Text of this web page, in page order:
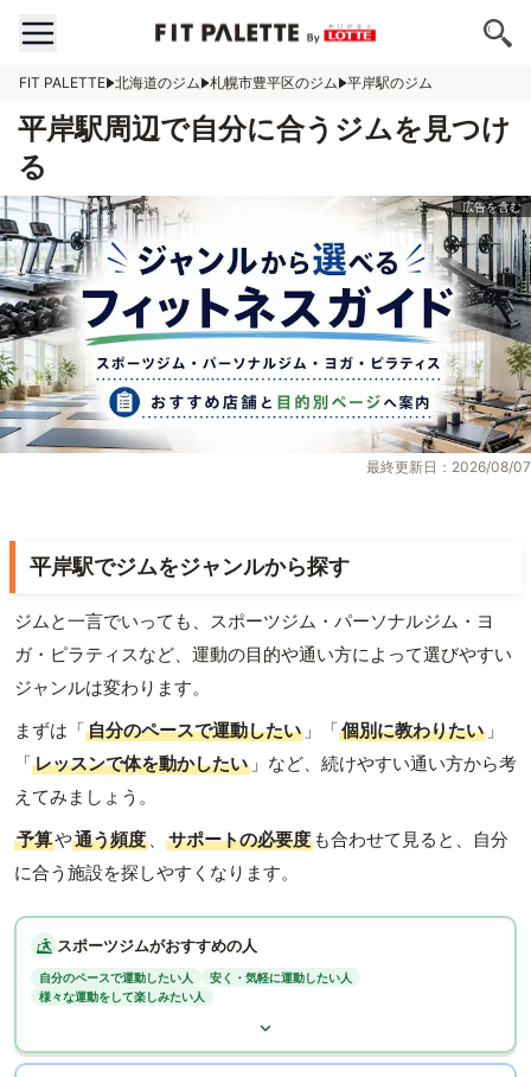
FIT PALETTE 北海道のジム 札幌市豊平区のジム 平岸駅のジム
平岸駅周辺で自分に合うジムを見つけ
る
最終更新日：2026/08/07
平岸駅でジムをジャンルから探す
ジムと一言でいっても、スポーツジム・パーソナルジム・ヨ
ガ・ピラティスなど、運動の目的や通い方によって選びやすい
ジャンルは変わります。
まずは「自分のペースで運動したい 」「個別に教わりたい 」
「レッスンで体を動かしたい 」など、続けやすい通い方から考
えてみましょう。
予算や通う頻度 、 サポートの必要度 も合わせて見ると、自分
に合う施設を探しやすくなります。
スポーツジムがおすすめの人
自分のペースで運動したい人
安く・気軽に運動したい人
様々な運動をして楽しみたい人